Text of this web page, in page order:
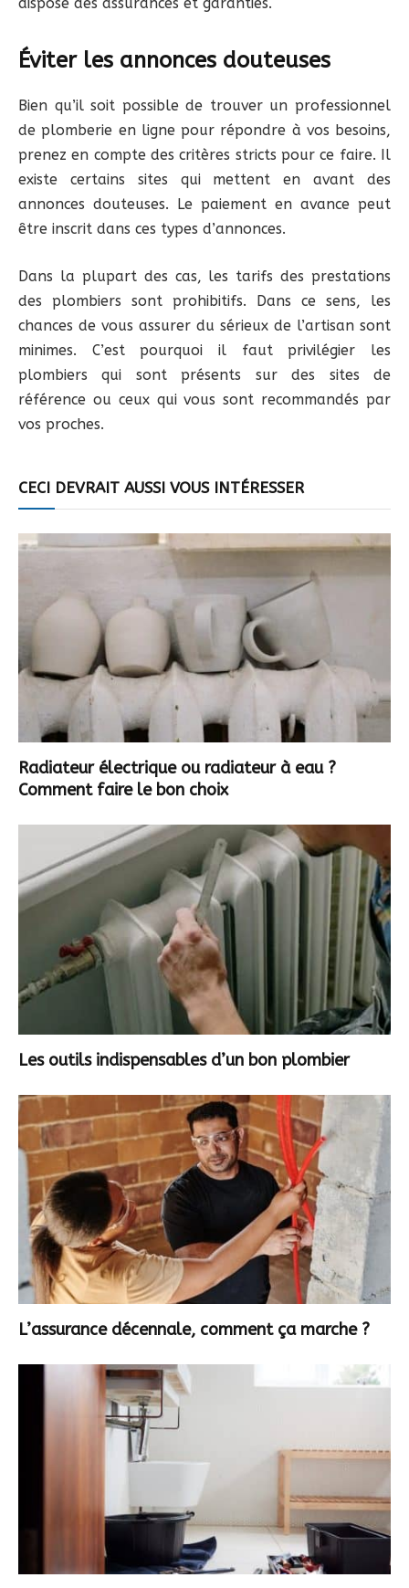
Éviter les annonces douteuses
Bien qu’il soit possible de trouver un professionnel
de plomberie en ligne pour répondre à vos besoins,
prenez en compte des critères stricts pour ce faire. Il
existe certains sites qui mettent en avant des
annonces douteuses. Le paiement en avance peut
être inscrit dans ces types d’annonces.
Dans la plupart des cas, les tarifs des prestations
des plombiers sont prohibitifs. Dans ce sens, les
chances de vous assurer du sérieux de l’artisan sont
minimes. C’est pourquoi il faut privilégier les
plombiers qui sont présents sur des sites de
référence ou ceux qui vous sont recommandés par
vos proches.
CECI DEVRAIT AUSSI VOUS INTÉRESSER
Radiateur électrique ou radiateur à eau ?
Comment faire le bon choix
Les outils indispensables d’un bon plombier
L’assurance décennale, comment ça marche ?